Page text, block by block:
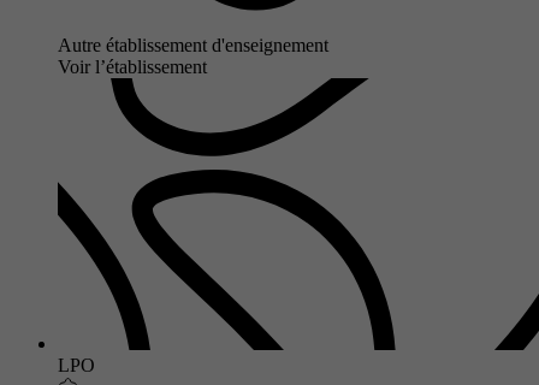
Autre établissement d'enseignement
Voir l’établissement
LPO